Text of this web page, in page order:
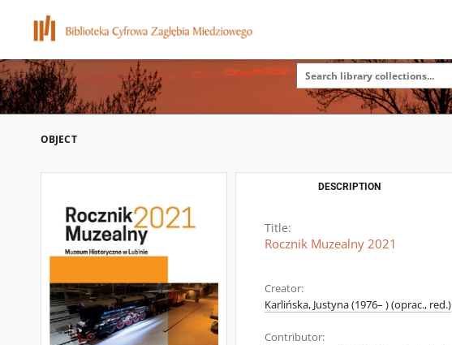
OBJECT
DESCRIPTION
Title:
Rocznik Muzealny 2021
Creator:
Karlińska, Justyna (1976– ) (oprac., red.)
Contributor: